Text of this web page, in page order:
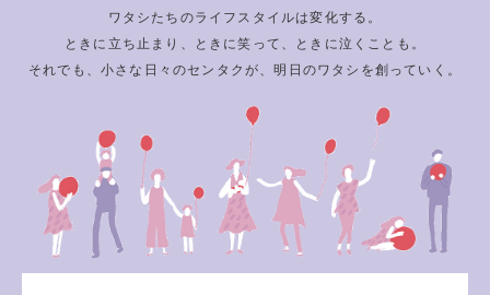
ワタシたちのライフスタイルは変化する。
ときに立ち止まり、ときに笑って、ときに泣くことも。
それでも、小さな日々のセンタクが、明日のワタシを創っていく。